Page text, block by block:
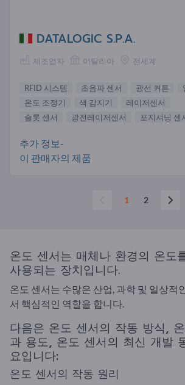
DATALOGIC S.P.A.
제조업자 이탈리아 전세계
RFID 시스템 초음파 센서 광선 커튼
온도 조정기
색 감지기
레이저센서
슬롯 센서
광전레이저센서 포지셔닝 센
추가 정보-
이 판매자의 제품
1 2
온도 센서는 매체나 환경의 온도
사용되는 장치입니다.
온도 센서는 수많은 산업, 과학 및 일상적
서 핵심적인 역할을 합니다.
다음은 온도 센서의 작동 방식,
과 용도, 온도 센서의 최신 개발
요입니다:
온도 센서의 작동 원리